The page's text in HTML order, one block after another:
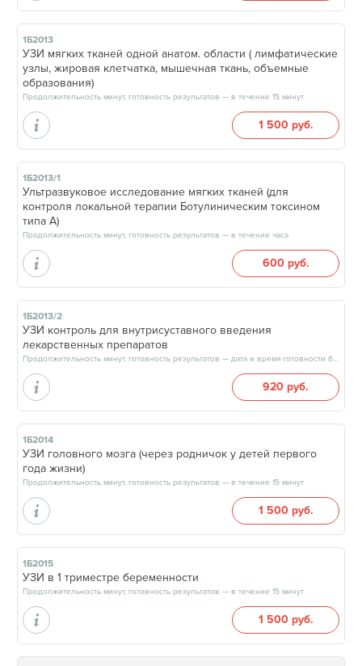
1Б2013
УЗИ мягких тканей одной анатом. области ( лимфатические
узлы, жировая клетчатка, мышечная ткань, объемные
образования)
Продолжительность минут, готовность результатов — в течение 15 минут
1 500 руб.
1Б2013/1
Ультразвуковое исследование мягких тканей (для
контроля локальной терапии Ботулиническим токсином
типа А)
Продолжительность минут, готовность результатов — в течение часа
600 руб.
1Б2013/2
УЗИ контроль для внутрисуставного введения
лекарственных препаратов
Продолжительность минут, готовность результатов — дата и время готовности будут сообщены врачом в день приёма
920 руб.
1Б2014
УЗИ головного мозга (через родничок у детей первого
года жизни)
Продолжительность минут, готовность результатов — в течение 15 минут
1 500 руб.
1Б2015
УЗИ в 1 триместре беременности
Продолжительность минут, готовность результатов — в течение 15 минут
1 500 руб.